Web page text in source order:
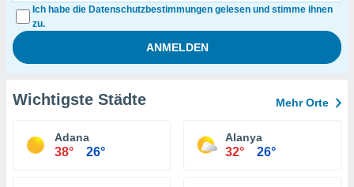
Ich habe die Datenschutzbestimmungen gelesen und stimme ihnen
zu.
Wichtigste Städte Mehr Orte
Adana
38° 26°
Alanya
32° 26°